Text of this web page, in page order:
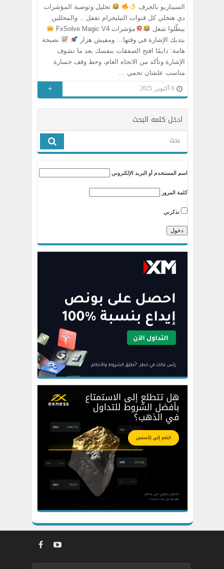
السيناريو بالحرف
تحليل وتوصية المؤشرات
دي هتخلي كل قنوات التيليجرام تقفل… والمحللين
يبطّلوا شغل
مؤشرات FxSolve Magic V4
بتديك الإشارة في وقتها… ومفيش هزار
نصيحة
هامة: دايمًا افتح الصفقات بنفسك بعد ما تشوف
الإشارة وتأكد من الاتجاه العام، وحط وقف خسارة
مناسب علشان تحمي …
9 أكتوبر, 2025 +
ادخل كلمه البحث
اسم المستخدم أو البريد الإلكتروني
كلمة المرور
تذكرني